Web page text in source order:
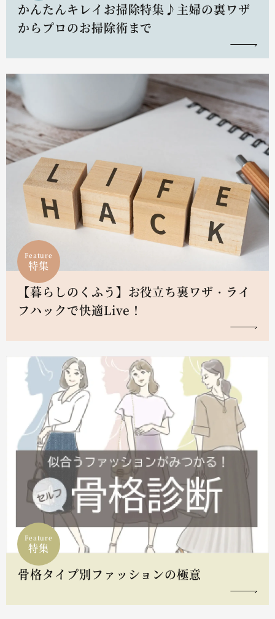
かんたんキレイお掃除特集♪主婦の裏ワザ
からプロのお掃除術まで
Feature
特集
【暮らしのくふう】お役立ち裏ワザ・ライ
フハックで快適Live！
Feature
特集
骨格タイプ別ファッションの極意